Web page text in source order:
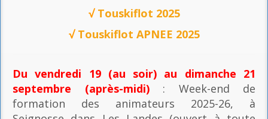
√ Touskiflot 2025
√ Touskiflot APNEE 2025
Du vendredi 19 (au soir) au dimanche 21
septembre (après-midi): Week-end de
formation des animateurs 2025-26, à